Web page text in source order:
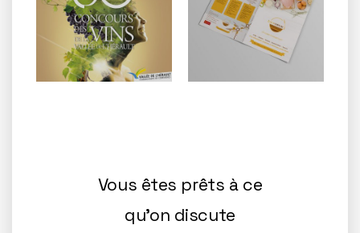
Vous êtes prêts à ce
qu'on discute